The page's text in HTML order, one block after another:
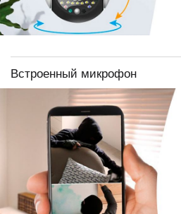
Встроенный микрофон